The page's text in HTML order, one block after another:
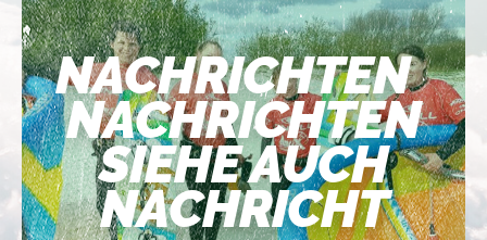
NACHRICHTEN
NACHRICHTEN
SIEHE AUCH
NACHRICHT